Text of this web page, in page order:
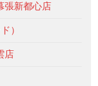
張新都心店
）
店